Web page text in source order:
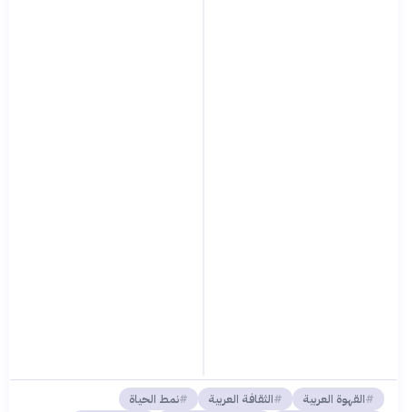
القهوة العربية الثقافة العربية
نمط الحياة